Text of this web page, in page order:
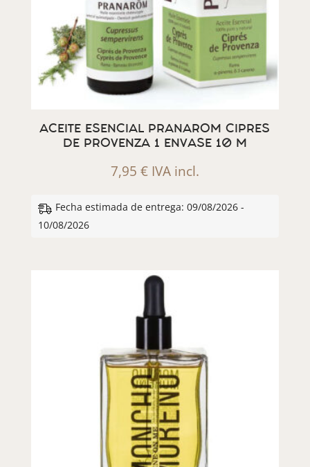
ACEITE ESENCIAL PRANAROM CIPRES
DE PROVENZA 1 ENVASE 10 M
7,95 € IVA incl.
Fecha estimada de entrega: 09/08/2026 -
10/08/2026